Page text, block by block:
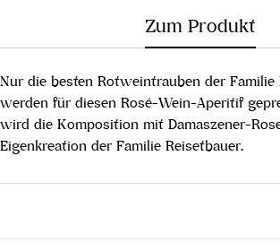
Zum Produkt
Nur die besten Rotweintrauben der
werden für diesen Rosé-Wein-Aperitif
wird die Komposition mit Damaszener-
Eigenkreation der Familie Reisetbauer.